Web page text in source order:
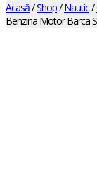
Acasă/Shop/Nautic/
Benzina Motor Barca